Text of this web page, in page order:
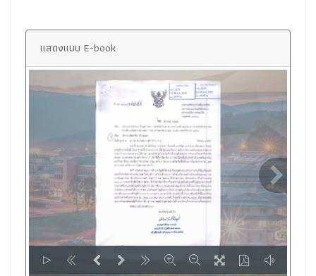
แสดงแบบ E-book